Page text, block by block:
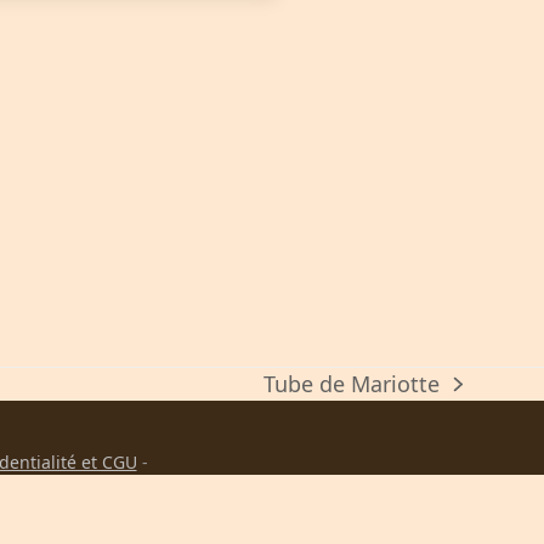
next
Tube de Mariotte
et CGU -